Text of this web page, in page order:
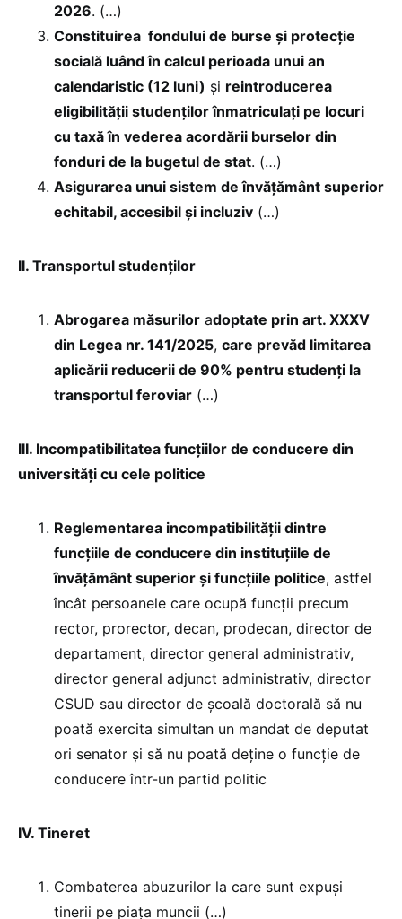
2026. (…)
Constituirea fondului de burse și protecție
socială luând în calcul perioada unui an
calendaristic (12 luni) și reintroducerea
eligibilității studenților înmatriculați pe locuri
cu taxă în vederea acordării burselor din
fonduri de la bugetul de stat. (…)
Asigurarea unui sistem de învățământ superior
echitabil, accesibil și incluziv (…)
II. Transportul studenților
Abrogarea măsurilor adoptate prin art. XXXV
din Legea nr. 141/2025, care prevăd limitarea
aplicării reducerii de 90% pentru studenți la
transportul feroviar (…)
III. Incompatibilitatea funcțiilor de conducere din
universități cu cele politice
Reglementarea incompatibilității dintre
funcțiile de conducere din instituțiile de
învățământ superior și funcțiile politice, astfel
încât persoanele care ocupă funcții precum
rector, prorector, decan, prodecan, director de
departament, director general administrativ,
director general adjunct administrativ, director
CSUD sau director de școală doctorală să nu
poată exercita simultan un mandat de deputat
ori senator și să nu poată deține o funcție de
conducere într-un partid politic
IV. Tineret
Combaterea abuzurilor la care sunt expuși
tinerii pe piața muncii (…)